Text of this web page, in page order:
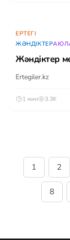
ЕРТЕГІ
ЖӘНДІКТЕР
Жәндіктер
Ertegiler.kz
1 мин 3.3K
1 2
8